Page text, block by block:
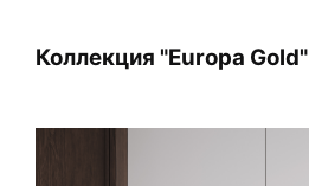
Коллекция "Europa Gold"